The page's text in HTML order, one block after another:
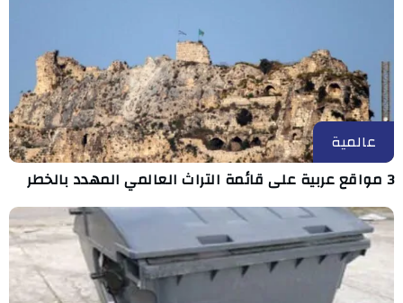
عالمية
3 مواقع عربية على قائمة التراث العالمي المهدد بالخطر